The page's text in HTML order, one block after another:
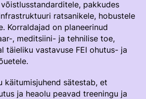
Meelespea
pakkudes
ratsanikele, hobustele
Korraldajad on planeerinud
, meditsiini- ja tehnilise toe,
täieliku vastavuse FEI ohutus- ja
käitumisjuhend sätestab, et
ja heaolu peavad treeningu ja